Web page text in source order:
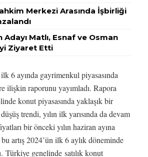
Merkezi Arasında İşbirliği
Adayı Matlı, Esnaf ve Osman
Ziyaret Etti
6 ayında gayrimenkul piyasasında
ilişkin raporunu yayımladı. Rapora
konut piyasasında yaklaşık bir
trendi, yılın ilk yarısında da devam
bir önceki yılın haziran ayına
artış 2024’ün ilk 6 aylık döneminde
Türkiye genelinde satılık konut